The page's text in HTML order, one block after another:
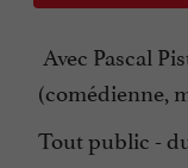
Avec Pascal
(comédienne,
Tout public -